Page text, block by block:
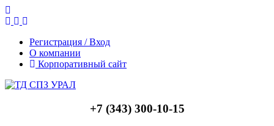
Регистрация / Вход
О компании
Корпоративный сайт
+7 (343) 300-10-15